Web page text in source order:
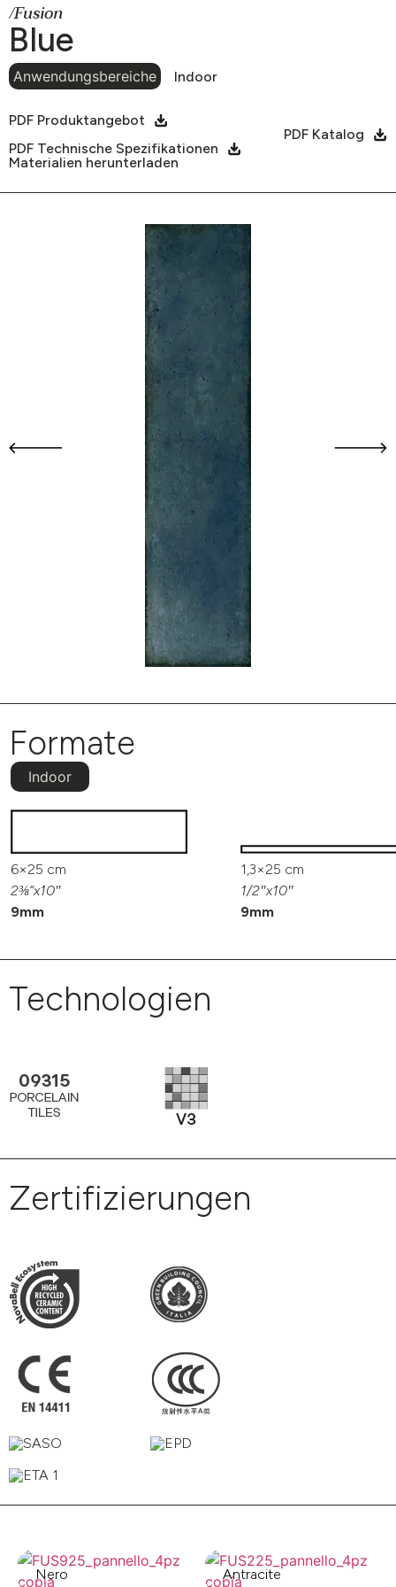
/Fusion
Blue
Anwendungsbereiche Indoor
PDF Produktangebot
PDF Katalog
PDF Technische Spezifikationen
Materialien herunterladen
Formate
Indoor
6×25 cm
2⅜“x10″
9mm
1,3×25 cm
1/2″x10″
9mm
Technologien
Zertifizierungen
Nero Antracite